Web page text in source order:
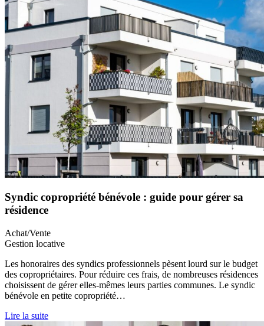
Syndic copropriété bénévole : guide pour gérer sa
résidence
Achat/Vente
Gestion locative
Les honoraires des syndics professionnels pèsent lourd sur le budget
des copropriétaires. Pour réduire ces frais, de nombreuses résidences
choisissent de gérer elles-mêmes leurs parties communes. Le syndic
bénévole en petite copropriété…
Lire la suite